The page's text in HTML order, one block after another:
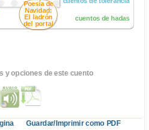
Poesía de
Navidad:
El ladrón
del portal
cuentos de hadas
y opciones de este cuento
Guardar/Imprimir como PDF